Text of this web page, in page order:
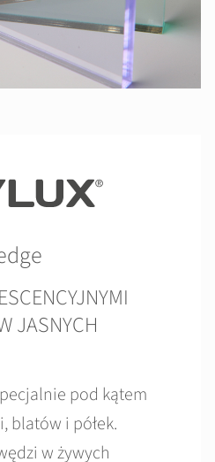
JASNYCH
pod kątem
blatów i półek.
w żywych